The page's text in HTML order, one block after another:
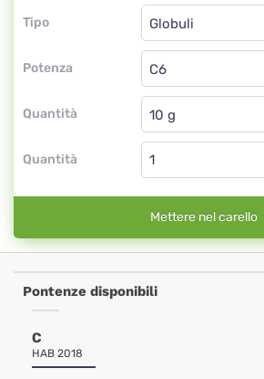
Tipo
Tipo
Potenza
Globuli
C6
Quantità
Globuli
Quantità
Mettere nel carello
Pontenze disponibili
C
HAB 2018